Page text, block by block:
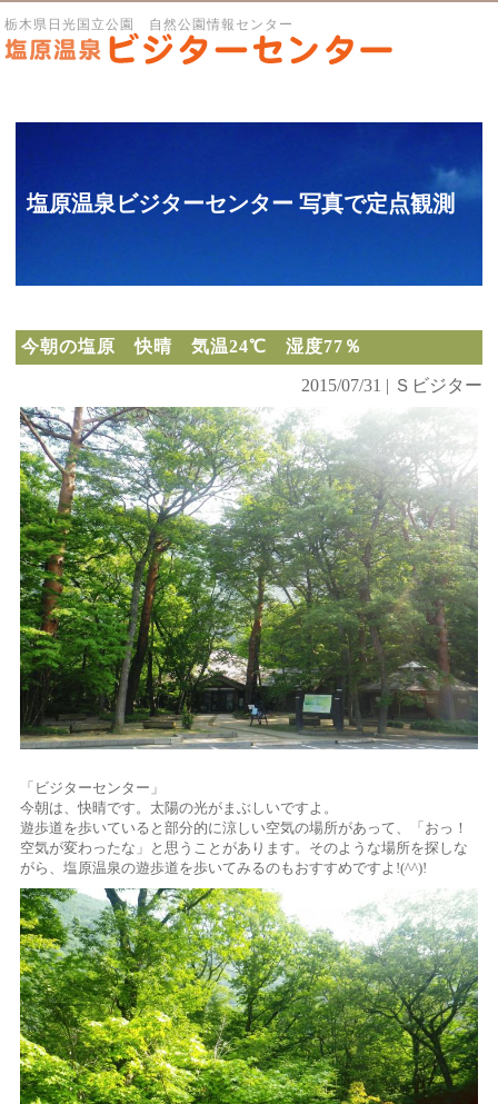
栃木県日光国立公園 自然公園情報センター
塩原温泉ビジターセンター 写真で定点観測
今朝の塩原 快晴 気温24℃ 湿度77％
2015/07/31 | Ｓビジター
「ビジターセンター」
今朝は、快晴です。太陽の光がまぶしいですよ。
遊歩道を歩いていると部分的に涼しい空気の場所があって、「おっ！
空気が変わったな」と思うことがあります。そのような場所を探しな
がら、塩原温泉の遊歩道を歩いてみるのもおすすめですよ!(^^)!